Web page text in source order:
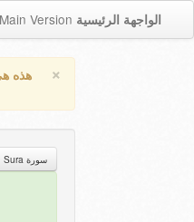
Main Version الواجهة الرئيسية
× هذه
سورة Sura